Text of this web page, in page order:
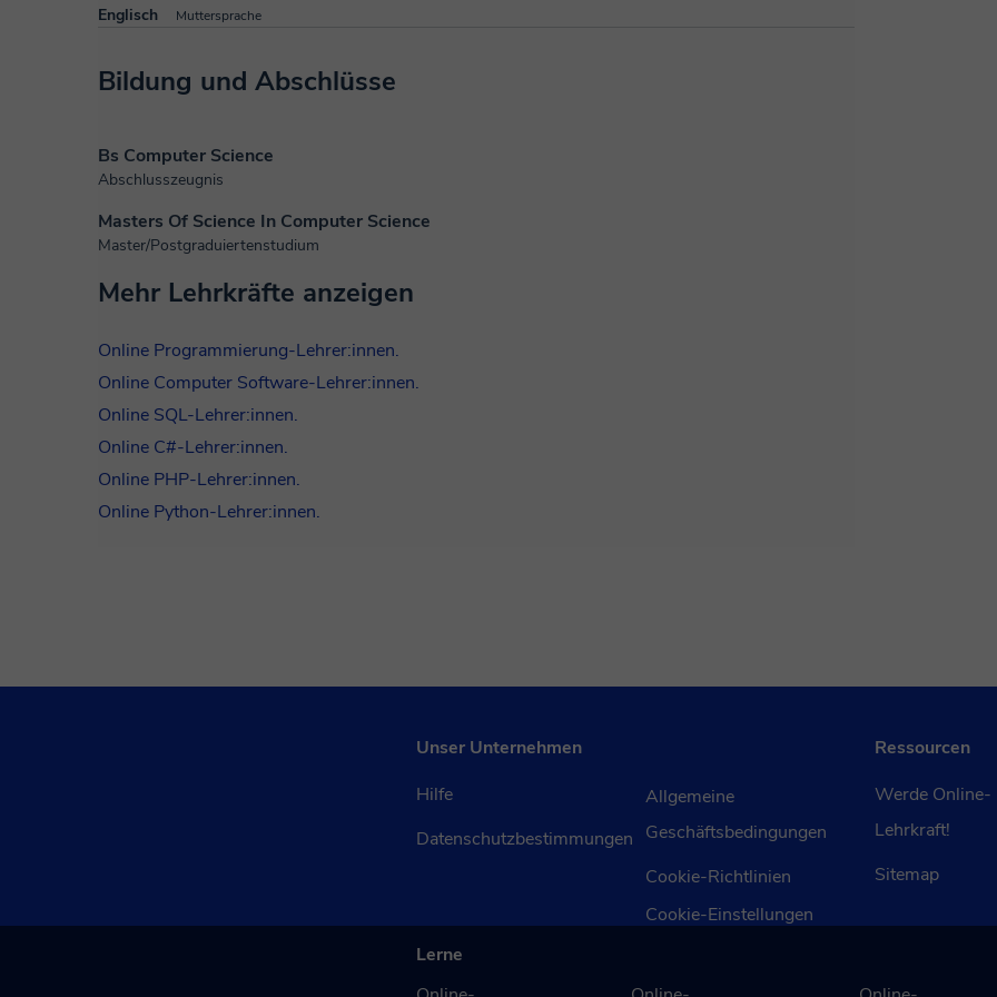
Englisch Muttersprache
Bildung und Abschlüsse
Bs Computer Science
Abschlusszeugnis
Masters Of Science In Computer Science
Master/Postgraduiertenstudium
Mehr Lehrkräfte anzeigen
Online Programmierung-Lehrer:innen.
Online Computer Software-Lehrer:innen.
Online SQL-Lehrer:innen.
Online C#-Lehrer:innen.
Online PHP-Lehrer:innen.
Online Python-Lehrer:innen.
Unser Unternehmen
Hilfe
Datenschutzbestimmungen
Allgemeine
Geschäftsbedingungen
Cookie-Richtlinien
Cookie-Einstellungen
Ressourcen
Werde Online-
Lehrkraft!
Sitemap
Lerne